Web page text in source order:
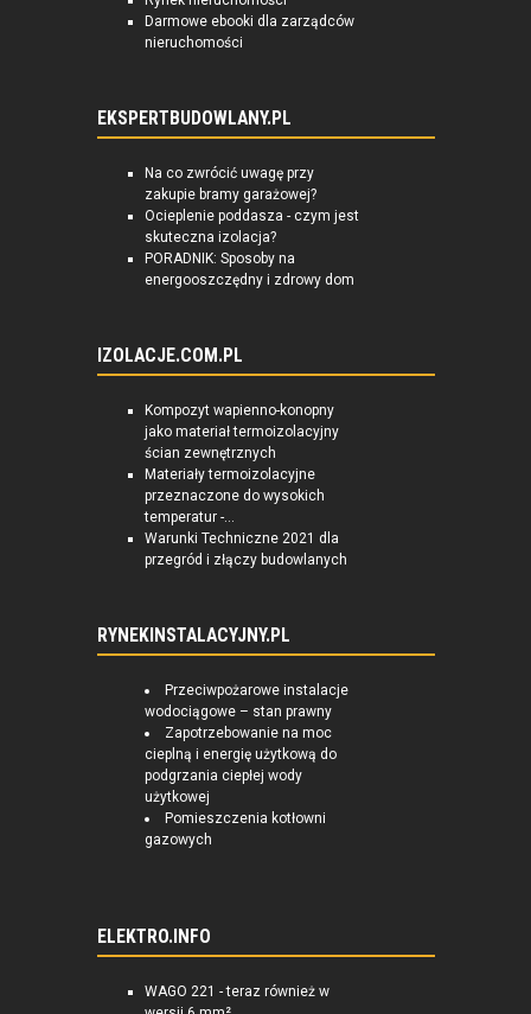
Darmowe ebooki dla zarządców
nieruchomości
EKSPERTBUDOWLANY.PL
Na co zwrócić uwagę przy
zakupie bramy garażowej?
Ocieplenie poddasza - czym jest
skuteczna izolacja?
PORADNIK: Sposoby na
energooszczędny i zdrowy dom
IZOLACJE.COM.PL
Kompozyt wapienno-konopny
jako materiał termoizolacyjny
ścian zewnętrznych
Materiały termoizolacyjne
przeznaczone do wysokich
temperatur -...
Warunki Techniczne 2021 dla
przegród i złączy budowlanych
RYNEKINSTALACYJNY.PL
Przeciwpożarowe instalacje
wodociągowe – stan prawny
Zapotrzebowanie na moc
cieplną i energię użytkową do
podgrzania ciepłej wody
użytkowej
Pomieszczenia kotłowni
gazowych
ELEKTRO.INFO
WAGO 221 - teraz również w